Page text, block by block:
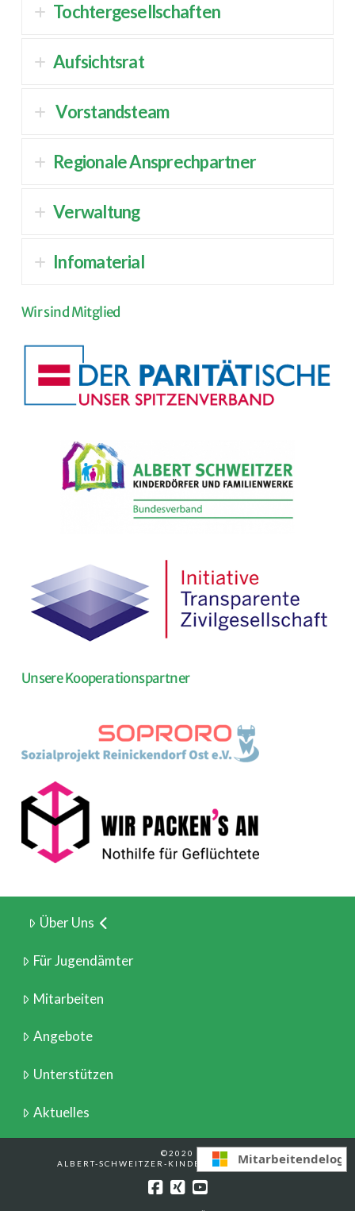
Tochtergesellschaften
Aufsichtsrat
Vorstandsteam
Regionale Ansprechpartner
Verwaltung
Infomaterial
Wir sind Mitglied
Unsere Kooperationspartner
Über Uns
Für Jugendämter
Mitarbeiten
Angebote
Unterstützen
Aktuelles
©2020
ALBERT-SCHWEITZER-KINDERDORF BERLIN E.V.